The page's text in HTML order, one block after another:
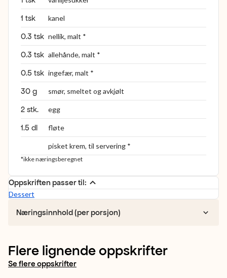
1 tsk kanel
0.3 tsk nellik, malt *
0.3 tsk allehånde, malt *
0.5 tsk ingefær, malt *
30 g smør, smeltet og avkjølt
2 stk. egg
1.5 dl fløte
pisket krem, til servering *
*ikke næringsberegnet
Oppskriften passer til:
Dessert
Næringsinnhold (per porsjon)
Flere lignende oppskrifter
Se flere oppskrifter